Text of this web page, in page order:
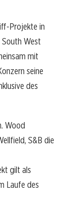
Projekte in
West
mit
seine
des
Wood
S&B die
gilt als
Laufe des